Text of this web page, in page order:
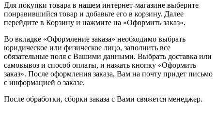
Для покупки товара в нашем интернет-магазине выберите
понравившийся товар и добавьте его в корзину. Далее
перейдите в Корзину и нажмите на «Оформить заказ».
Во вкладке «Оформление заказа» необходимо выбрать
юридическое или физическое лицо, заполнить все
обязательные поля с Вашими данными. Выбрать доставка или
самовывоз и способ оплаты, и нажать кнопку «Оформить
заказ». После оформления заказа, Вам на почту придет письмо
с информацией о заказе.
После обработки, сборки заказа с Вами свяжется менеджер.